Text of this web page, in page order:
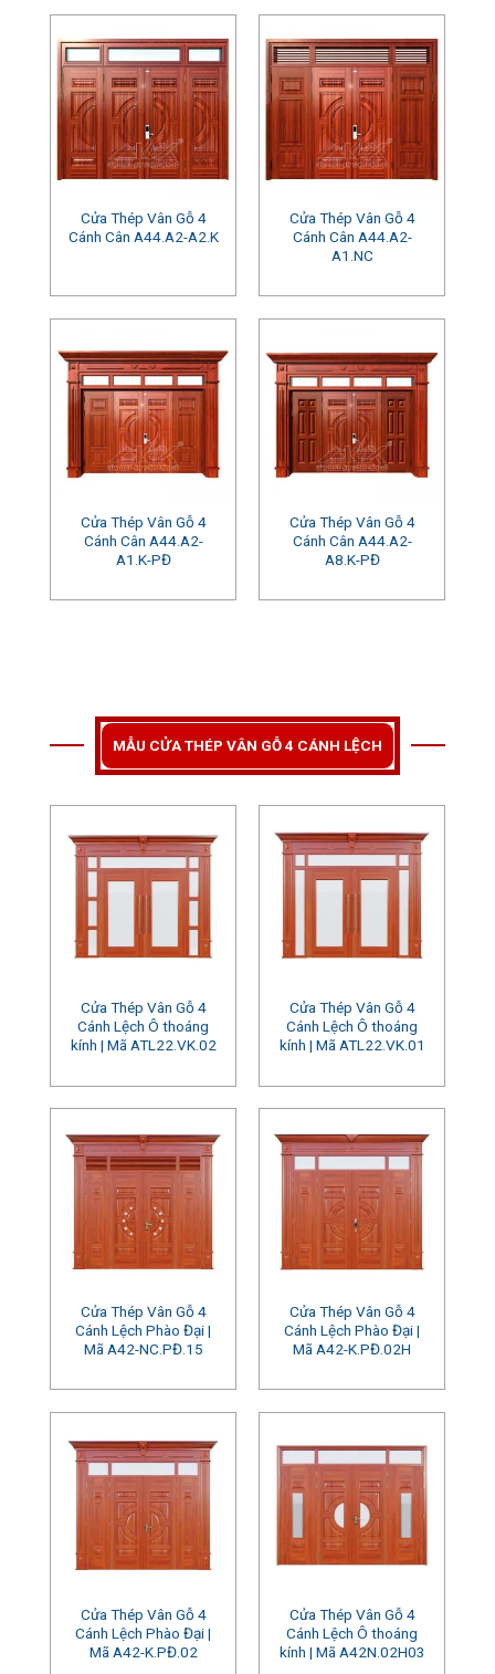
Cửa Thép Vân Gỗ 4
Cánh Cân A44.A2-A2.K
Cửa Thép Vân Gỗ 4
Cánh Cân A44.A2-
A1.NC
Cửa Thép Vân Gỗ 4
Cánh Cân A44.A2-
A1.K-PĐ
Cửa Thép Vân Gỗ 4
Cánh Cân A44.A2-
A8.K-PĐ
MẪU CỬA THÉP VÂN GỖ 4 CÁNH LỆCH
Cửa Thép Vân Gỗ 4
Cánh Lệch Ô thoáng
kính | Mã ATL22.VK.02
Cửa Thép Vân Gỗ 4
Cánh Lệch Ô thoáng
kính | Mã ATL22.VK.01
Cửa Thép Vân Gỗ 4
Cánh Lệch Phào Đại |
Mã A42-NC.PĐ.15
Cửa Thép Vân Gỗ 4
Cánh Lệch Phào Đại |
Mã A42-K.PĐ.02H
Cửa Thép Vân Gỗ 4
Cánh Lệch Phào Đại |
Mã A42-K.PĐ.02
Cửa Thép Vân Gỗ 4
Cánh Lệch Ô thoáng
kính | Mã A42N.02H03